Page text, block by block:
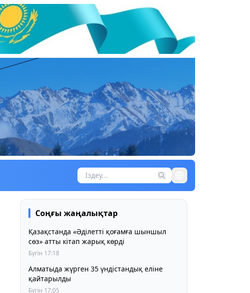
Соңғы жаңалықтар
Қазақстанда «Әділетті қоғамға шыншыл
сөз» атты кітап жарық көрді
Бүгін 17:18
Алматыда жүрген 35 үндістандық еліне
қайтарылды
Бүгін 17:05